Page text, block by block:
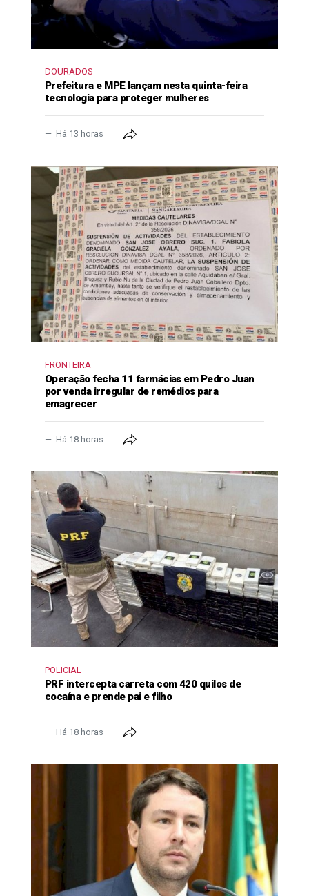
DOURADOS
Prefeitura e MPE lançam nesta quinta-feira
tecnologia para proteger mulheres
Há 13 horas
FRONTEIRA
Operação fecha 11 farmácias em Pedro Juan
por venda irregular de remédios para
emagrecer
Há 18 horas
POLICIAL
PRF intercepta carreta com 420 quilos de
cocaína e prende pai e filho
Há 18 horas